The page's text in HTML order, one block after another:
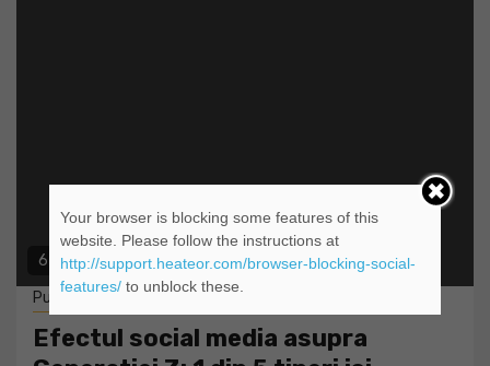
6 min read
Publicitate
Efectul social media asupra
Your browser is blocking some features of this
website. Please follow the instructions at
http://support.heateor.com/browser-blocking-social-
features/to unblock these.